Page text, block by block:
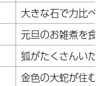
大きな石で力比べ。
元旦のお雑煮を食
狐がたくさんいた
金色の大蛇が住む